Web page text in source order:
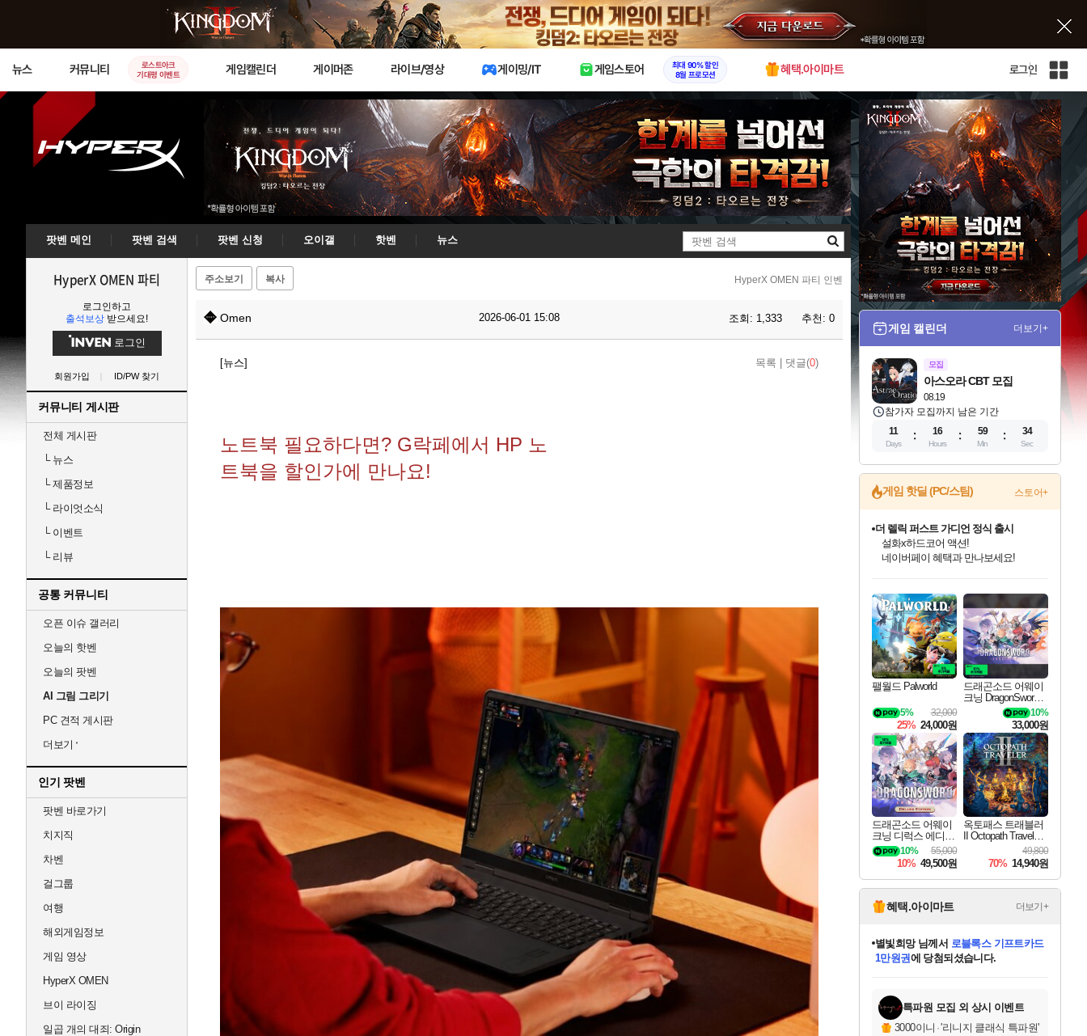
X
뉴스 커뮤니티
로스트아크
기대평 이벤트
게임캘린더 게이머존 라이브/영상 게이밍/IT 게임스토어
최대 90% 할인
8월 프로모션
혜택.아이마트 로그인
인
벤
전
체
사
이
트
맵
팟벤 메인 팟벤 검색 팟벤 신청 오이갤 핫벤
뉴스
검
HyperX OMEN 파티
로그인하고
출석보상 받으세요!
로그인
회원가입 ID/PW 찾기
커뮤니티 게시판
전체 게시판
└뉴스
└제품정보
└라이엇소식
└이벤트
└리뷰
공통 커뮤니티
오픈 이슈 갤러리
오늘의 핫벤
오늘의 팟벤
AI 그림 그리기
PC 견적 게시판
더보기
인기 팟벤
팟벤 바로가기
치지직
차벤
걸그룹
여행
해외게임정보
게임 영상
HyperX OMEN
브이 라이징
일곱 개의 대죄: Origin
주소보기 복사 HyperX OMEN 파티 인벤
Omen 2026-06-01 15:08 조회: 1,333 추천: 0
[뉴스] 목록 댓글(0)
노트북 필요하다면? G락페에서 HP 노
트북을 할인가에 만나요!
게임 캘린더 더보기+
모집
08.19
아스오라 CBT 모집
참가자 모집까지 남은 기간
11
Days
16
Hours
59
Min
33
Sec
게임 핫딜 (PC/스팀) 스토어+
최대 90% 할인가를 만나보세요!
네이버혜택과 함께 만나보세요!
50%할인&추가 적립까지!
네이버 포인트 혜택까지!
이니&베니 혜택까지!
네이버 혜택가와 함께 예약하세요!
할인&네이버혜택으로 만나보세요!
더 렐릭 퍼스트 가디언 정식 출시
설화x하드코어 액션!
네이버페이 혜택과 만나보세요!
40주년 프로모션으로 만나보세요!
할인가에 만나보세요!
일부 에디션 상시 할인!
혜택으로 예약 판매 중
편안하게 충전하세요
팰월드 Palworld
32,000
5%
25% 24,000원
드래곤소드 어웨이
크닝 DragonSword A
10%
33,000원
드래곤소드 어웨이
크닝 디럭스 에디션
DragonSword Awake
ning Deluxe Edition
55,000
10%
10% 49,500원
옥토패스 트래블러
II Octopath Traveler I
49,800
70% 14,940원
혜택.아이마트 더보기+
교환.
당첨되셨습니다.
당첨되셨습니다.
당첨되셨습니다.
별빛희망님께서 로블록스 기프트카드
1만원권에 당첨되셨습니다.
당첨되셨습니다.
당첨되셨습니다.
당첨되셨습니다.
당첨되셨습니다.
에디션 (스팀코드)를 교환.
당첨되셨습니다.
특파원 모집 외 상시 이벤트
3000이니 ·'리니지 클래식 특파원'